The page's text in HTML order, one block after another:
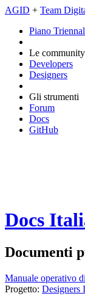
AGID + Team
Piano
Le community
Developers
Designers
Gli strumenti
Forum
Docs
GitHub
Docs
Documenti
Manuale operativo
Progetto: Designers